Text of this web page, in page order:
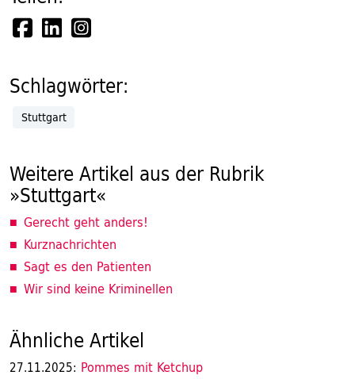
Schlagwörter:
Stuttgart
Weitere Artikel aus der Rubrik
»Stuttgart«
Gerecht geht anders!
Kurznachrichten
Sagt es den Patienten
Wir sind keine Kriminellen
Ähnliche Artikel
27.11.2025: Pommes mit Ketchup